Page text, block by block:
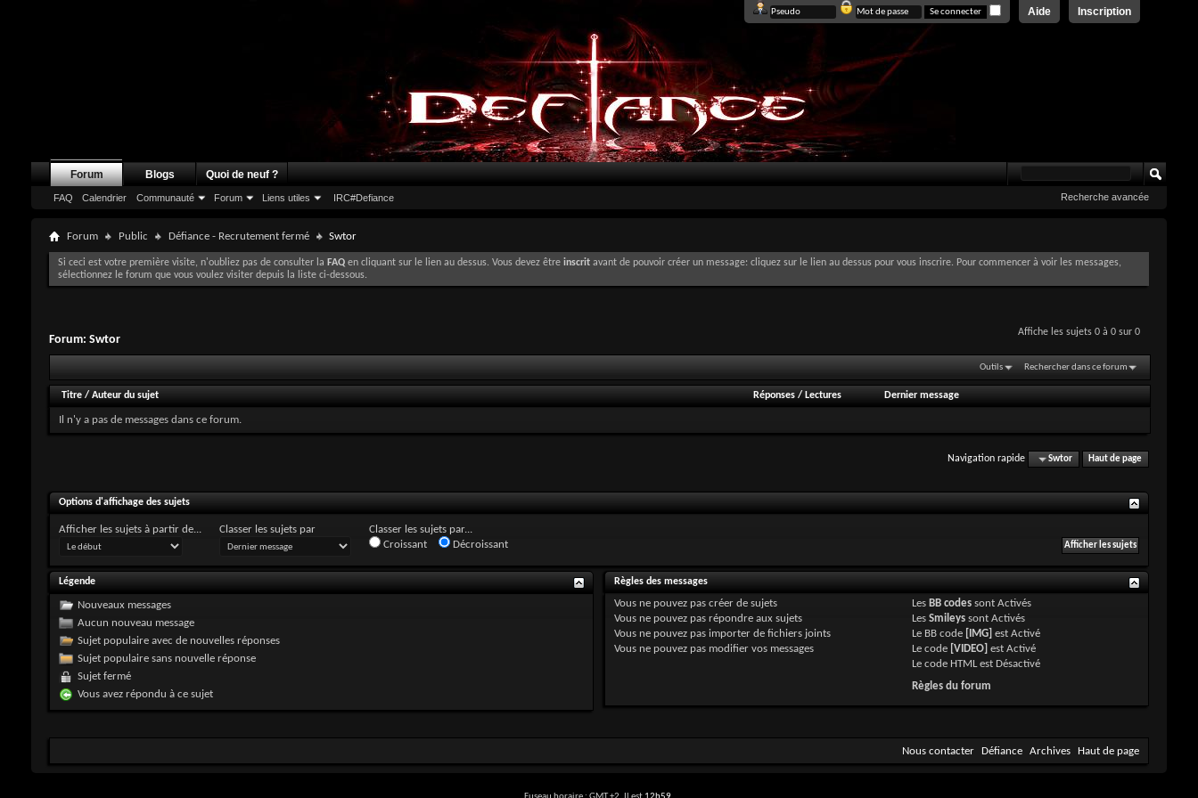
Inscription
Aide
Forum
FAQ Calendrier Communauté Forum Liens utiles IRC#Defiance
Blogs Quoi de neuf ?
Recherche avancée
Forum Public Défiance - Recrutement fermé Swtor
Si ceci est votre première visite, n'oubliez pas de consulter la FAQ en cliquant sur le lien au dessus. Vous devez être inscrit avant de pouvoir créer un message: cliquez sur le lien au dessus pour vous inscrire. Pour commencer à voir les messages,
sélectionnez le forum que vous voulez visiter depuis la liste ci-dessous.
Affiche les sujets 0 à 0 sur 0
Forum: Swtor
Outils Rechercher dans ce forum
Titre / Auteur du sujet Réponses/ Lectures Dernier message
Il n'y a pas de messages dans ce forum.
Navigation rapide Swtor Haut de page
Options d'affichage des sujets
Afficher les sujets à partir de... Classer les sujets par
Classer les sujets par...
Croissant
Décroissant
Légende
Nouveaux messages
Aucun nouveau message
Sujet populaire avec de nouvelles réponses
Sujet populaire sans nouvelle réponse
Sujet fermé
Vous avez répondu à ce sujet
Règles des messages
Vous ne pouvez pas créer de sujets
Vous ne pouvez pas répondre aux sujets
Vous ne pouvez pas importer de fichiers joints
Vous ne pouvez pas modifier vos messages
Les BB codes sontActivés
LesSmileys sontActivés
Le BB code [IMG] estActivé
Le code [VIDEO] estActivé
Le code HTML est Désactivé
Règles du forum
Nous contacter Défiance Archives Haut de page